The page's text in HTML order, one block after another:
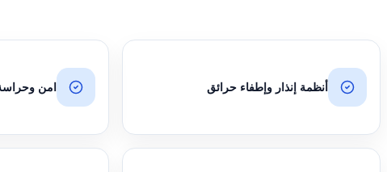
أنظمة إنذار وإطفاء حرائق امن وحراسة 24